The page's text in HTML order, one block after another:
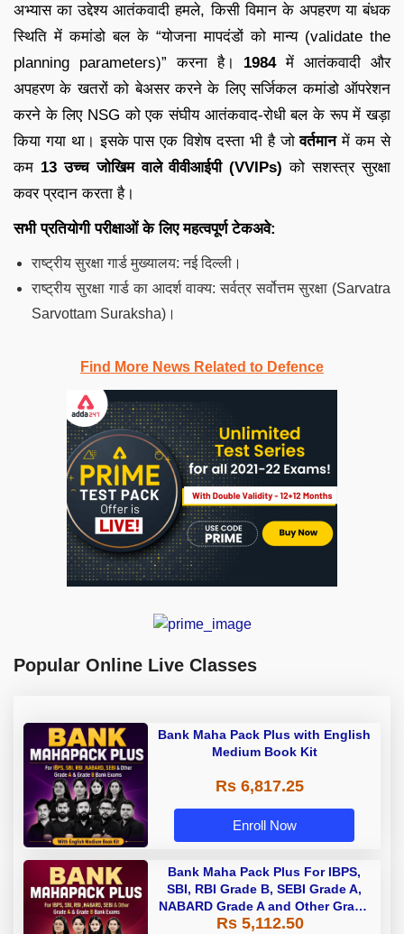
अभ्यास का उद्देश्य आतंकवादी हमले, किसी विमान के अपहरण या बंधक
स्थिति में कमांडो बल के “योजना मापदंडों को मान्य (validate the
planning parameters)” करना है। 1984में आतंकवादी और
अपहरण के खतरों को बेअसर करने के लिए सर्जिकल कमांडो ऑपरेशन
करने के लिए NSG को एक संघीय आतंकवाद-रोधी बल के रूप में खड़ा
किया गया था। इसके पास एक विशेष दस्ता भी है जोवर्तमानमें कम से
कम 13 उच्च जोखिम वाले वीवीआईपी (VVIPs) को सशस्त्र सुरक्षा
कवर प्रदान करता है।
सभी प्रतियोगी परीक्षाओं के लिए महत्वपूर्ण टेकअवे:
राष्ट्रीय सुरक्षा गार्ड मुख्यालय: नई दिल्ली।
राष्ट्रीय सुरक्षा गार्ड का आदर्श वाक्य: सर्वत्र सर्वोत्तम सुरक्षा (Sarvatra
Sarvottam Suraksha)।
Find More News Related to Defence
Popular Online Live Classes
Bank Maha Pack Plus with English
Medium Book Kit
Rs 6,817.25
Enroll Now
Bank Maha Pack Plus For IBPS,
SBI, RBI Grade B, SEBI Grade A,
NABARD Grade A and Other Grade
A & Grade B Bank Exams
Rs 5,112.50